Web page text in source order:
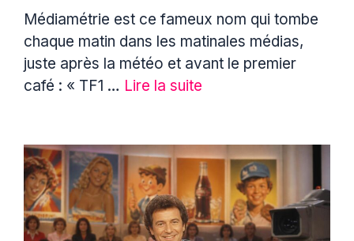
Médiamétrie est ce fameux nom qui tombe
chaque matin dans les matinales médias,
juste après la météo et avant le premier
café : « TF1 … Lire la suite